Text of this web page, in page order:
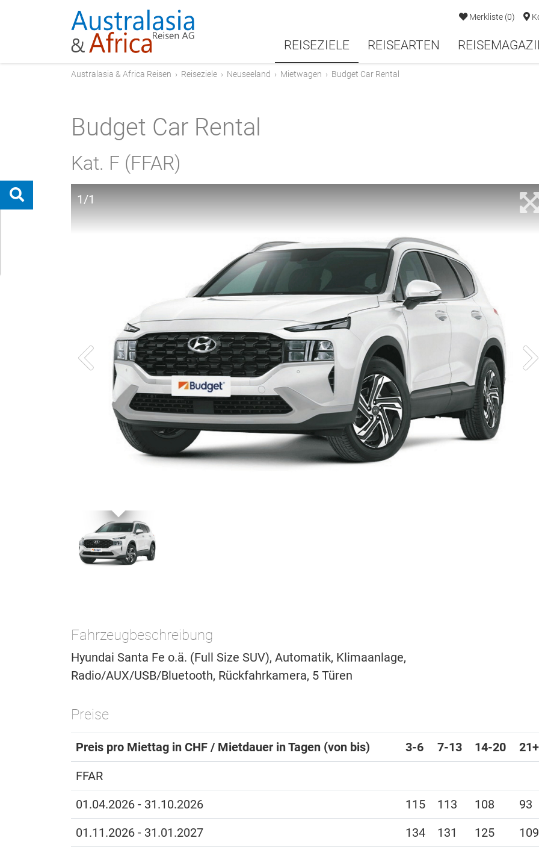
Merkliste (0)
REISEZIELE REISEARTEN
Australasia & Africa Reisen › Reiseziele › Neuseeland › Mietwagen › Budget Car Rental
Budget Car Rental
Kat. F (FFAR)
1/1
Fahrzeugbeschreibung
Hyundai Santa Fe o.ä. (Full Size SUV), Automatik, Klimaanlage,
Radio/AUX/USB/Bluetooth, Rückfahrkamera, 5 Türen
Preise
Preis pro Miettag in CHF / Mietdauer in Tagen (von bis) 3-6 7-13 14-20
21+
FFAR
01.04.2026 - 31.10.2026
115 113 108
93
01.11.2026 - 31.01.2027
134 131 125
109